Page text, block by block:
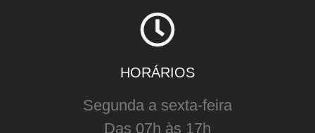
HORÁRIOS
Segunda a sexta-feira
Das 07h às 17h